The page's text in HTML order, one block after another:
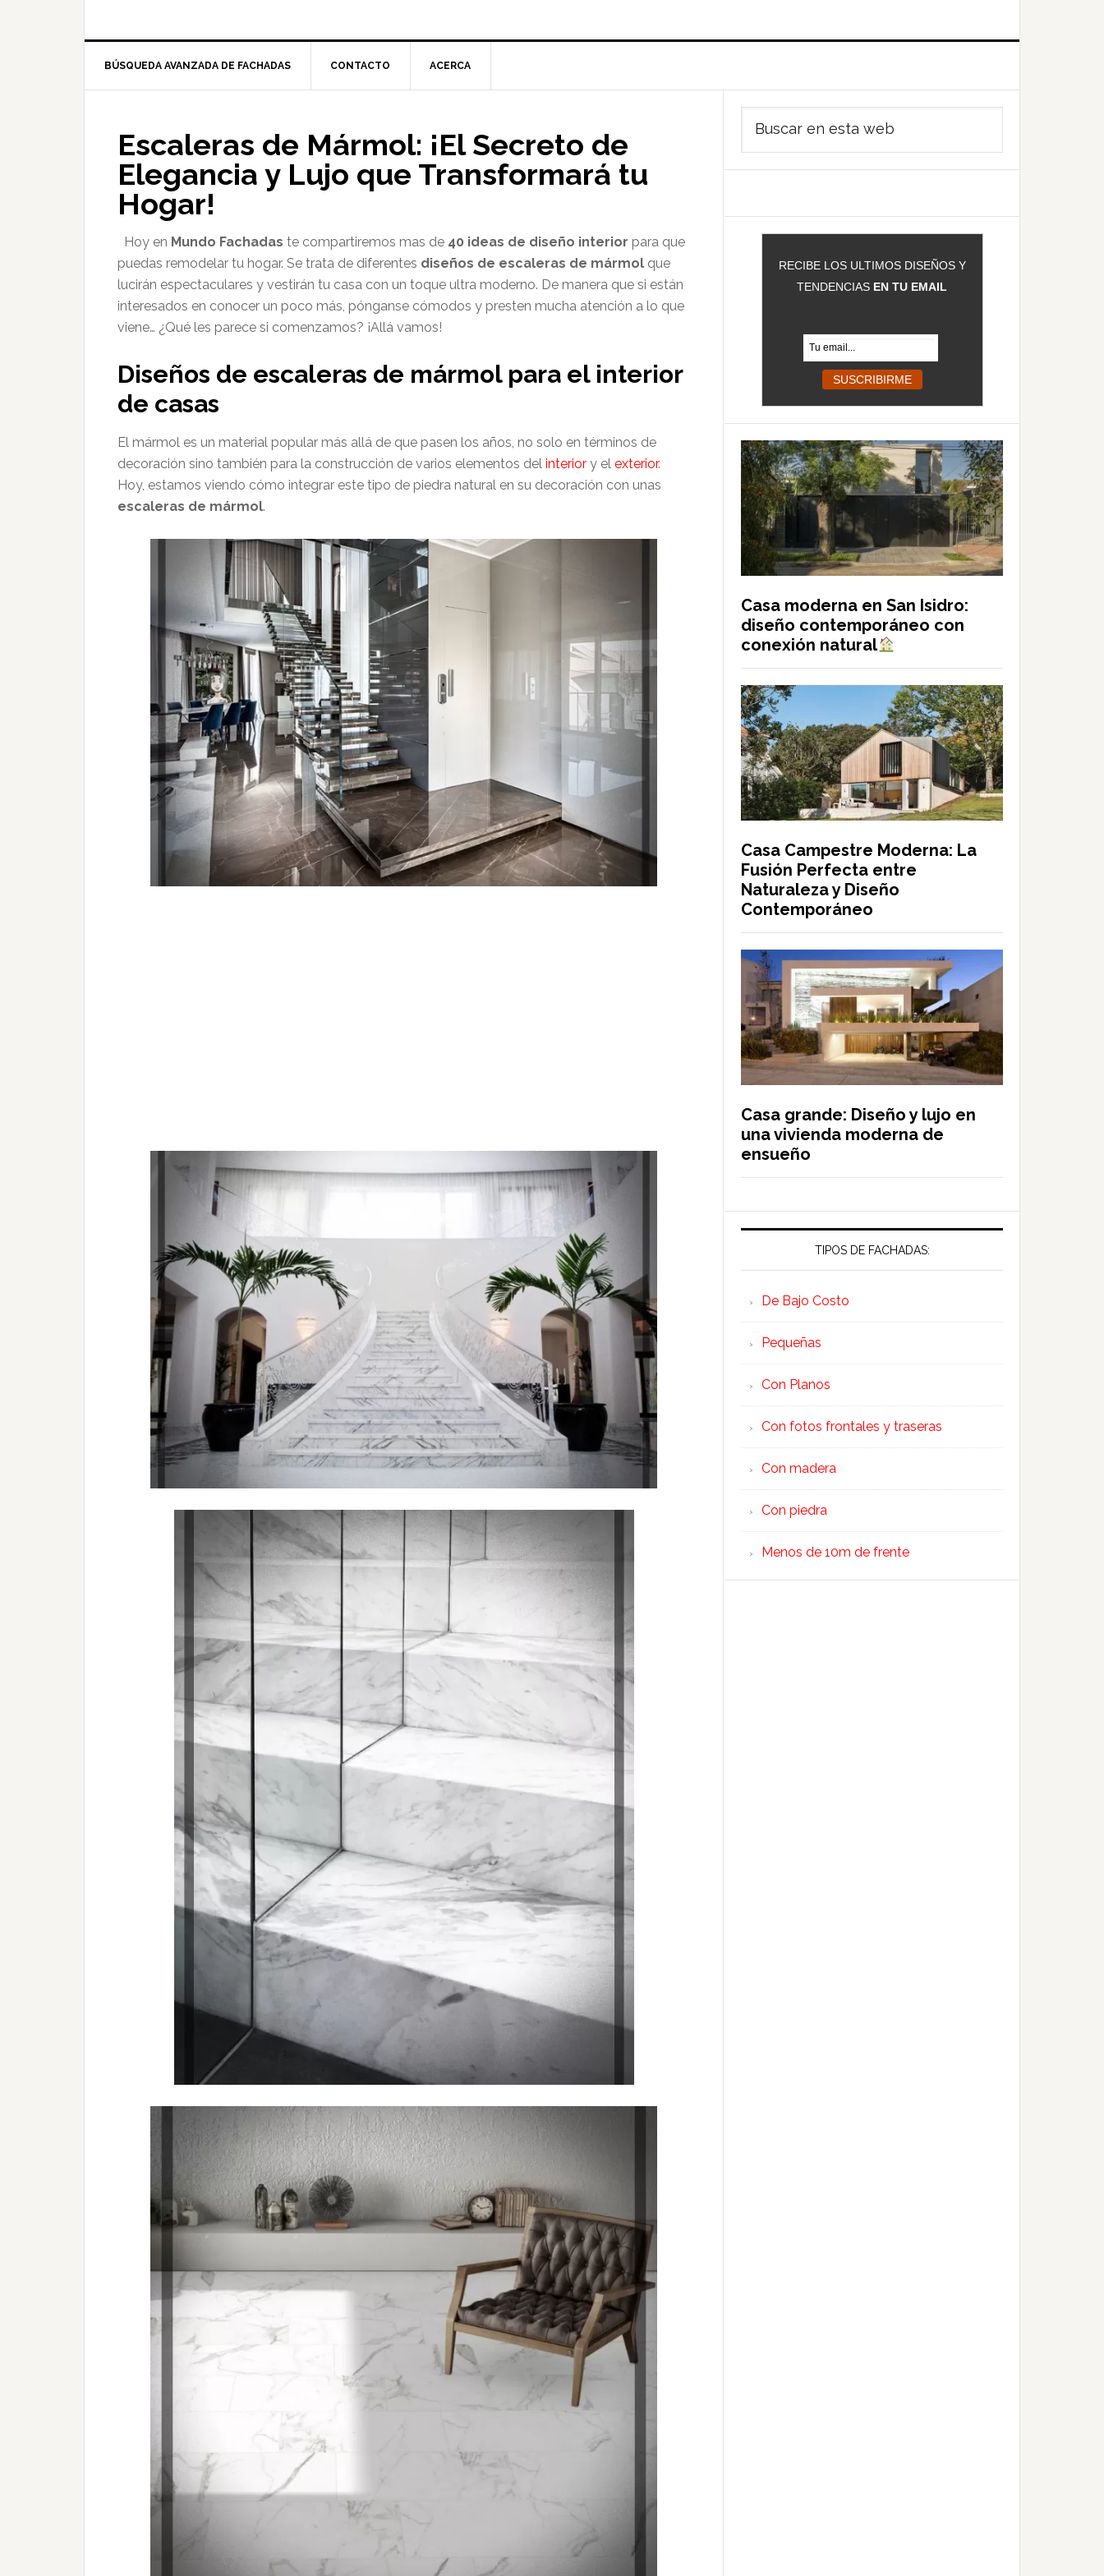
BÚSQUEDA AVANZADA DE FACHADAS CONTACTO ACERCA
Escaleras de Mármol: ¡El Secreto de
Elegancia y Lujo que Transformará tu
Hogar!
Hoy en Mundo Fachadas te compartiremos mas de 40 ideas de diseño interior para que
puedas remodelar tu hogar. Se trata de diferentes diseños de escaleras de mármol que
lucirán espectaculares y vestirán tu casa con un toque ultra moderno. De manera que si están
interesados en conocer un poco más, pónganse cómodos y presten mucha atención a lo que
viene… ¿Qué les parece si comenzamos? ¡Allá vamos!
Diseños de escaleras de mármol para el interior
de casas
El mármol es un material popular más allá de que pasen los años, no solo en términos de
decoración sino también para la construcción de varios elementos del interior y el exterior.
Hoy, estamos viendo cómo integrar este tipo de piedra natural en su decoración con unas
escaleras de mármol.
Barra
lateral
principal
RECIBE LOS ULTIMOS DISEÑOS Y
TENDENCIAS EN TU EMAIL
Casa moderna en San Isidro:
diseño contemporáneo con
conexión natural
Casa Campestre Moderna: La
Fusión Perfecta entre
Naturaleza y Diseño
Contemporáneo
Casa grande: Diseño y lujo en
una vivienda moderna de
ensueño
TIPOS DE FACHADAS:
De Bajo Costo
Pequeñas
Con Planos
Con fotos frontales y traseras
Con madera
Con piedra
Menos de 10m de frente